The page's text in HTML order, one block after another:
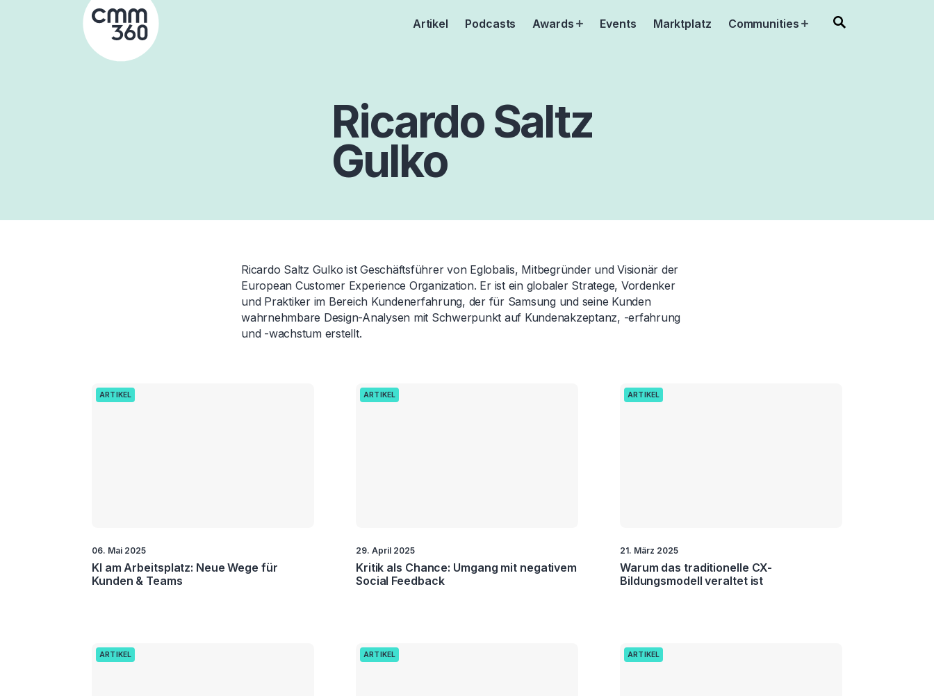
Artikel Podcasts Awards OpenEvents Marktplatz Communities Open
Ricardo Saltz
Gulko
Ricardo Saltz Gulko ist Geschäftsführer von Eglobalis, Mitbegründer und Visionär der
European Customer Experience Organization. Er ist ein globaler Stratege, Vordenker
und Praktiker im Bereich Kundenerfahrung, der für Samsung und seine Kunden
wahrnehmbare Design-Analysen mit Schwerpunkt auf Kundenakzeptanz, -erfahrung
und -wachstum erstellt.
ARTIKEL
06. Mai 2025
KI am Arbeitsplatz: Neue Wege für
Kunden & Teams
ARTIKEL
29. April 2025
Kritik als Chance: Umgang mit negativem
Social Feedback
ARTIKEL
21. März 2025
Warum das traditionelle CX-
Bildungsmodell veraltet ist
ARTIKEL ARTIKEL ARTIKEL